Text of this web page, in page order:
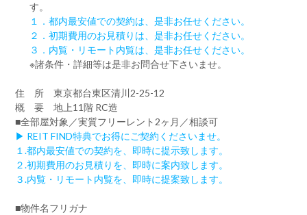
す。
１．都内最安値での契約は、是非お任せください。
２．初期費用のお見積りは、是非お任せください。
３．内覧・リモート内覧は、是非お任せください。
※諸条件・詳細等は是非お問合せ下さいませ。
住 所 東京都台東区清川2-25-12
概 要 地上11階 RC造
■全部屋対象／実質フリーレント2ヶ月／相談可
▶ REIT FIND特典でお得にご契約くださいませ。
１.都内最安値での契約を、即時に提示致します。
２.初期費用のお見積りを、即時に案内致します。
３.内覧・リモート内覧を、即時に提案致します。
■物件名フリガナ